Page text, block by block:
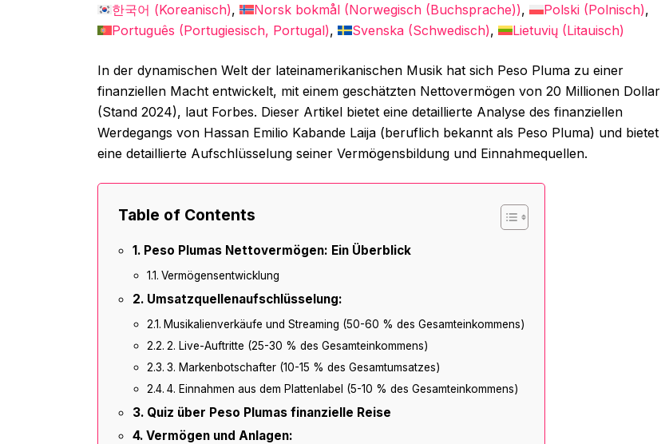
한국어 (Koreanisch) Norsk bokmål (Norwegisch (Buchsprache)) Polski (Polnisch)
Português (Portugiesisch, Portugal) Svenska (Schwedisch) Lietuvių (Litauisch)
In der dynamischen Welt der lateinamerikanischen Musik hat sich Peso Pluma zu einer
finanziellen Macht entwickelt, mit einem geschätzten Nettovermögen von 20 Millionen Dollar
(Stand 2024), laut Forbes. Dieser Artikel bietet eine detaillierte Analyse des finanziellen
Werdegangs von Hassan Emilio Kabande Laija (beruflich bekannt als Peso Pluma) und bietet
eine detaillierte Aufschlüsselung seiner Vermögensbildung und Einnahmequellen.
Table of Contents
Peso Plumas Nettovermögen: Ein Überblick
Vermögensentwicklung
Umsatzquellenaufschlüsselung:
Musikalienverkäufe und Streaming (50-60 % des Gesamteinkommens)
2. Live-Auftritte (25-30 % des Gesamteinkommens)
3. Markenbotschafter (10-15 % des Gesamtumsatzes)
4. Einnahmen aus dem Plattenlabel (5-10 % des Gesamteinkommens)
Quiz über Peso Plumas finanzielle Reise
Vermögen und Anlagen: